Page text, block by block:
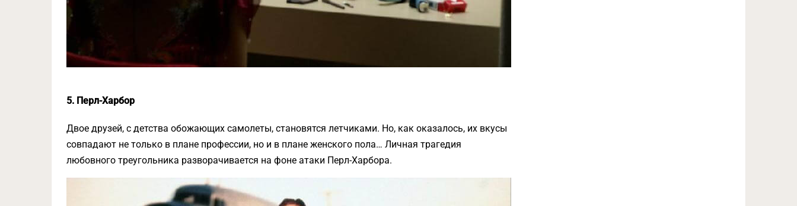
5. Перл-Харбор
Двое друзей, с детства обожающих самолеты, становятся летчиками. Но, как оказалось, их вкусы
совпадают не только в плане профессии, но и в плане женского пола… Личная трагедия
любовного треугольника разворачивается на фоне атаки Перл-Харбора.